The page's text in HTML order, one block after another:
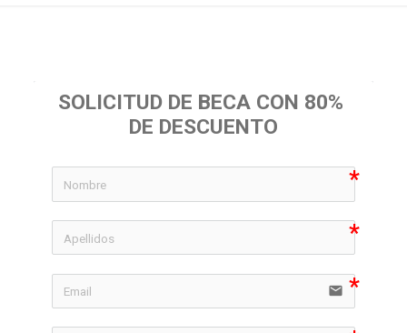
SOLICITUD DE BECA CON 80%
DE DESCUENTO
icon-
icon-
email